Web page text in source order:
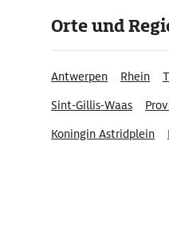
Orte und
Antwerpen Rhein
Sint-Gillis-Waas
Koningin Astridplein